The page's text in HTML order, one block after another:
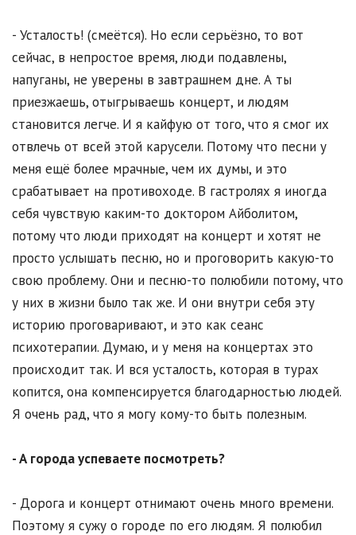
- Усталость! (смеётся). Но если серьёзно, то вот
сейчас, в непростое время, люди подавлены,
напуганы, не уверены в завтрашнем дне. А ты
приезжаешь, отыгрываешь концерт, и людям
становится легче. И я кайфую от того, что я смог их
отвлечь от всей этой карусели. Потому что песни у
меня ещё более мрачные, чем их думы, и это
срабатывает на противоходе. В гастролях я иногда
себя чувствую каким-то доктором Айболитом,
потому что люди приходят на концерт и хотят не
просто услышать песню, но и проговорить какую-то
свою проблему. Они и песню-то полюбили потому, что
у них в жизни было так же. И они внутри себя эту
историю проговаривают, и это как сеанс
психотерапии. Думаю, и у меня на концертах это
происходит так. И вся усталость, которая в турах
копится, она компенсируется благодарностью людей.
Я очень рад, что я могу кому-то быть полезным.
- А города успеваете посмотреть?
- Дорога и концерт отнимают очень много времени.
Поэтому я сужу о городе по его людям. Я полюбил